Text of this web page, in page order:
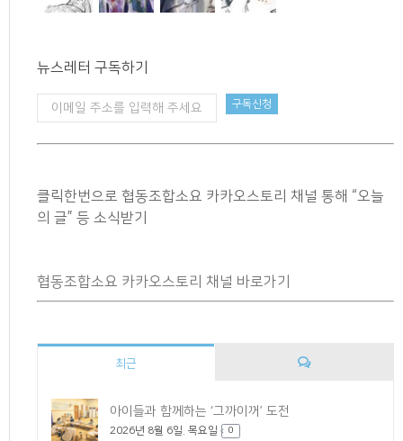
뉴스레터 구독하기
클릭한번으로 협동조합소요 카카오스토리 채널 통해 “오늘
의 글” 등 소식받기
협동조합소요 카카오스토리 채널 바로가기
최근
아이들과 함께하는 ‘그까이꺼’ 도전
2026년 8월 6일. 목요일 0